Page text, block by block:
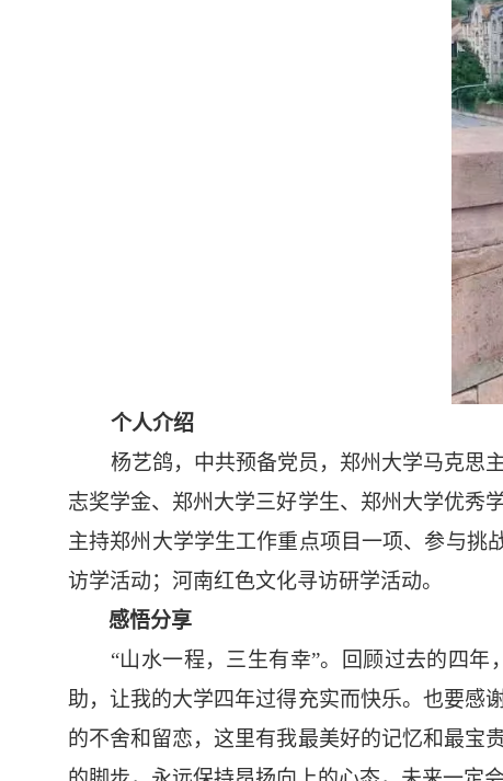
个人介绍
杨艺鸽， 中共预备党员，郑州大学马克思
志奖学金、郑州大学三好学生、郑州大学优秀
主持郑州大学学生工作重点项目一项、参与挑
访学活动；河南红色文化寻访研学活动。
感悟分享
“山水一程，三生有幸”。回顾过去的四
助，让我的大学四年过得充实而快乐。也要感
的不舍和留恋，这里有我最美好的记忆和最宝